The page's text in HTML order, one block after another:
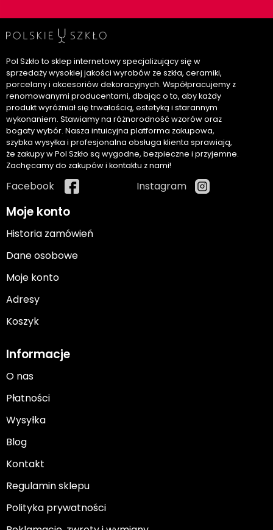
Pol Szkło to sklep internetowy specjalizujący się w
sprzedaży wysokiej jakości wyrobów ze szkła, ceramiki,
porcelany i akcesoriów dekoracyjnych. Współpracujemy z
renomowanymi producentami, dbając o to, aby każdy
produkt wyróżniał się trwałością, estetyką i starannym
wykonaniem. Stawiamy na różnorodność wzorów oraz
bogaty wybór. Nasza intuicyjna platforma zakupowa,
szybka wysyłka i profesjonalna obsługa klienta sprawiają,
że zakupy w Pol Szkło są wygodne, bezpieczne i przyjemne.
Zachęcamy do zakupów i kontaktu z nami!
Facebook Instagram
Moje konto
Historia zamówień
Dane osobowe
Moje konto
Adresy
Koszyk
Informacje
O nas
Płatności
Wysyłka
Blog
Kontakt
Regulamin sklepu
Polityka prywatności